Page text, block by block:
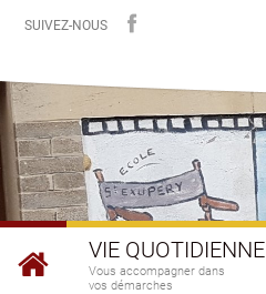
SUIVEZ-NOUS
VIE QUOTIDIENNE
Vous accompagner dans
vos démarches